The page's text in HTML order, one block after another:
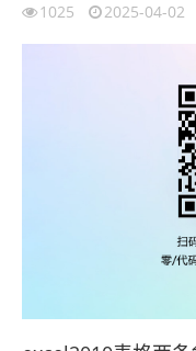
1025 2025-04-02